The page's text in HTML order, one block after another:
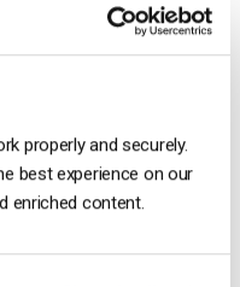
properly and securely.
best experience on our
enriched content.
a compartir tu pantalla